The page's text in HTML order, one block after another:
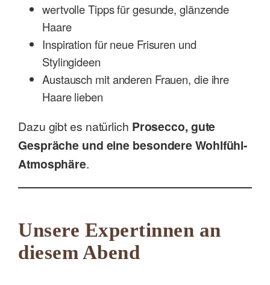
wertvolle Tipps für gesunde, glänzende
Haare
Inspiration für neue Frisuren und
Stylingideen
Austausch mit anderen Frauen, die ihre
Haare lieben
Dazu gibt es natürlich Prosecco, gute
Gespräche und eine besondere Wohlfühl-
Atmosphäre.
Unsere Expertinnen an
diesem Abend